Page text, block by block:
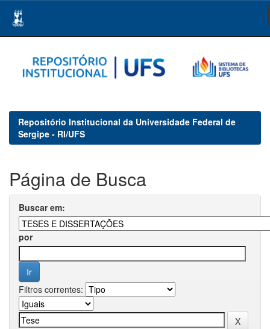
navigation
Repositório Institucional da Universidade Federal de
Sergipe - RI/UFS
Página de Busca
Buscar em:
por
Filtros correntes: